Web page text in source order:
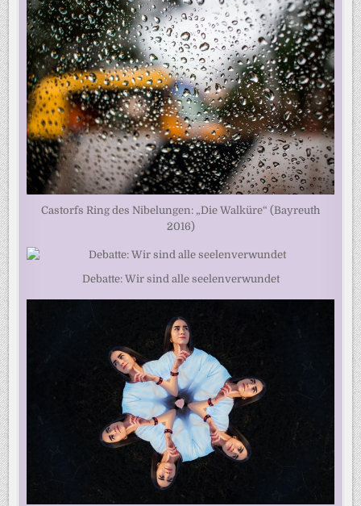
Castorfs Ring des Nibelungen: „Die Walküre“ (Bayreuth
2016)
Debatte: Wir sind alle seelenverwundet